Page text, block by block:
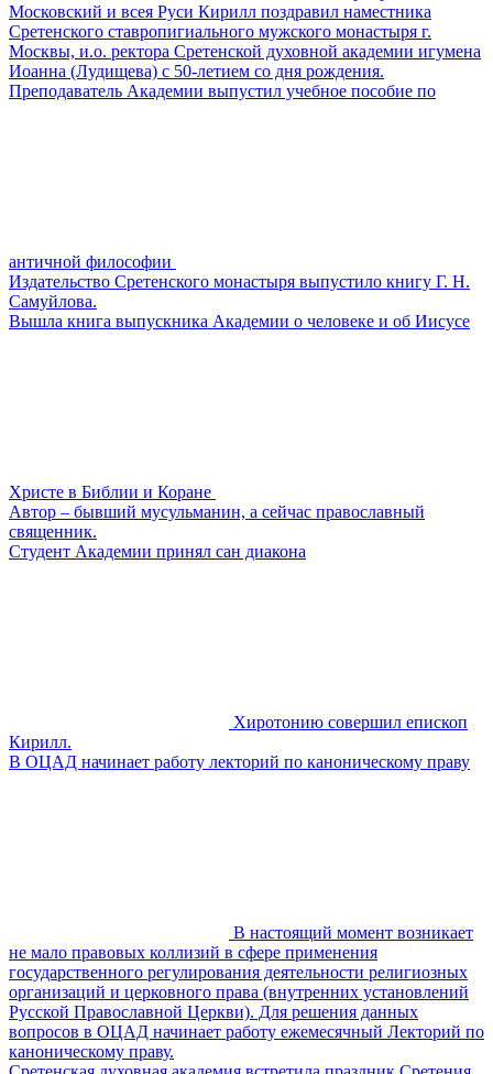
Московский и всея Руси Кирилл поздравил наместника
Сретенского ставропигиального мужского монастыря г.
Москвы, и.о. ректора Сретенской духовной академии игумена
Иоанна (Лудищева) с 50-летием со дня рождения.
Преподаватель Академии выпустил учебное пособие по
античной философии
Издательство Сретенского монастыря выпустило книгу Г. Н.
Самуйлова.
Вышла книга выпускника Академии о человеке и об Иисусе
Христе в Библии и Коране
Автор – бывший мусульманин, а сейчас православный
священник.
Студент Академии принял сан диакона
Хиротонию совершил епископ
Кирилл.
В ОЦАД начинает работу лекторий по каноническому праву
В настоящий момент возникает
не мало правовых коллизий в сфере применения
государственного регулирования деятельности религиозных
организаций и церковного права (внутренних установлений
Русской Православной Церкви). Для решения данных
вопросов в ОЦАД начинает работу ежемесячный Лекторий по
каноническому праву.